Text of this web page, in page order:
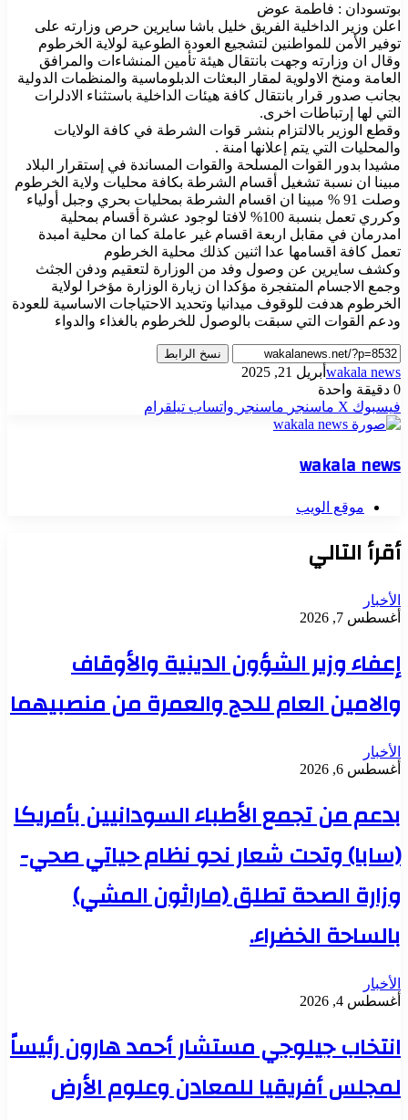
بوتسودان : فاطمة عوض
اعلن وزير الداخلية الفريق خليل باشا سايرين حرص وزارته على
توفير الأمن للمواطنين لتشجيع العودة الطوعية لولاية الخرطوم
وقال ان وزارته وجهت بانتقال هيئة تأمين المنشاءات والمرافق
العامة ومنخ الاولوية لمقار البعثات الدبلوماسية والمنظمات الدولية
بجانب صدور قرار بانتقال كافة هيئات الداخلية باستثناء الادلرات
التي لها إرتباطات اخرى.
وقطع الوزير بالالتزام بنشر قوات الشرطة في كافة الولايات
والمحليات التي يتم إعلانها امنة .
مشيدا بدور القوات المسلحة والقوات المساندة في إستقرار البلاد
مبينا ان نسبة تشغيل أقسام الشرطة بكافة محليات ولاية الخرطوم
وصلت 91 % مبينا ان اقسام الشرطة بمحليات بحري وجبل أولياء
وكرري تعمل بنسبة 100% لافتا لوجود عشرة أقسام بمحلية
امدرمان في مقابل اربعة اقسام غير عاملة كما ان محلية امبدة
تعمل كافة اقسامها عدا اثنين كذلك محلية الخرطوم
وكشف سايرين عن وصول وفد من الوزارة لتعقيم ودفن الجثث
وجمع الاجسام المتفجرة مؤكدا ان زيارة الوزارة مؤخرا لولاية
الخرطوم هدفت للوقوف ميدانيا وتحديد الاحتياجات الاساسية للعودة
ودعم القوات التي سبقت بالوصول للخرطوم بالغذاء والدواء
نسخ الرابط
wakala news أبريل 21, 2025
0 دقيقة واحدة
فيسبوك ‫X ماسنجر ماسنجر واتساب تيلقرام
wakala news
موقع الويب
أقرأ التالي
الأخبار
أغسطس 7, 2026
إعفاء وزير الشؤون الدينية والأوقاف
والامين العام للحج والعمرة من منصبيهما
الأخبار
أغسطس 6, 2026
بدعم من تجمع الأطباء السودانيين بأمريكا
(سابا) وتحت شعار نحو نظام حياتي صحي-
وزارة الصحة تطلق (ماراثون المشي)
بالساحة الخضراء.
الأخبار
أغسطس 4, 2026
انتخاب جيلوجي مستشار أحمد هارون رئيساً
لمجلس أفريقيا للمعادن وعلوم الأرض